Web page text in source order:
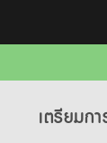
เตรียมก